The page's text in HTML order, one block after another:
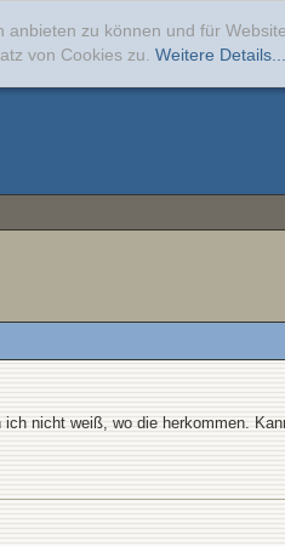
zu können und für
von Cookies zu. Weitere Details...
nicht weiß, wo die herkommen.